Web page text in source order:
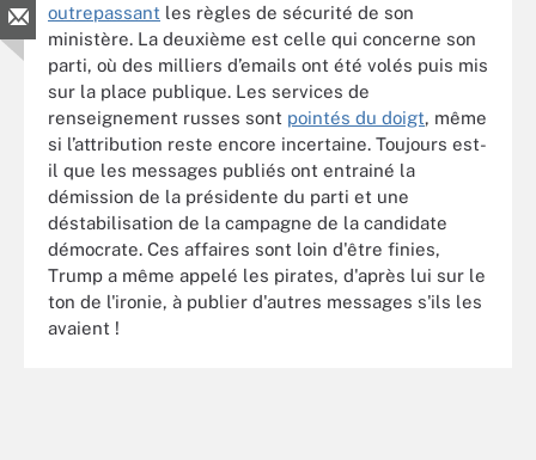
outrepassant les règles de sécurité de son
ministère. La deuxième est celle qui concerne son
parti, où des milliers d’emails ont été volés puis mis
sur la place publique. Les services de
renseignement russes sont pointés du doigt, même
si l’attribution reste encore incertaine. Toujours est-
il que les messages publiés ont entrainé la
démission de la présidente du parti et une
déstabilisation de la campagne de la candidate
démocrate. Ces affaires sont loin d'être finies,
Trump a même appelé les pirates, d'après lui sur le
ton de l'ironie, à publier d'autres messages s'ils les
avaient !